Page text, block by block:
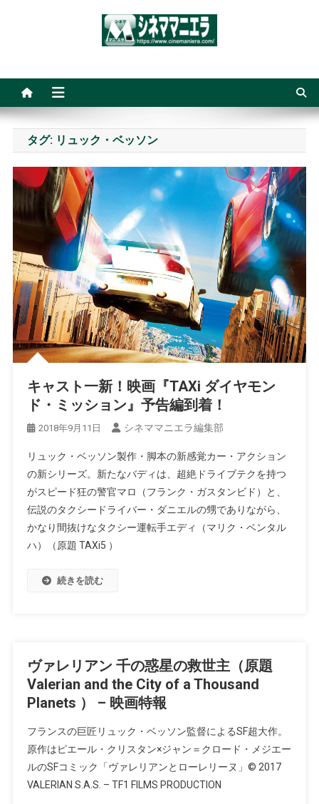
タグ: リュック・ベッソン
キャスト一新！映画『TAXi ダイヤモン
ド・ミッション』予告編到着！
2018年9月11日 シネママニエラ編集部
リュック・ベッソン製作・脚本の新感覚カー・アクション
の新シリーズ。新たなバディは、超絶ドライブテクを持つ
がスピード狂の警官マロ（フランク・ガスタンビド）と、
伝説のタクシードライバー・ダニエルの甥でありながら、
かなり間抜けなタクシー運転手エディ（マリク・ベンタル
ハ）（原題 TAXi5 ）
続きを読む
ヴァレリアン 千の惑星の救世主（原題
Valerian and the City of a Thousand
Planets ） – 映画特報
フランスの巨匠リュック・ベッソン監督によるSF超大作。
原作はピエール・クリスタン×ジャン＝クロード・メジエー
ルのSFコミック「ヴァレリアンとローレリーヌ」© 2017
VALERIAN S.A.S. – TF1 FILMS PRODUCTION